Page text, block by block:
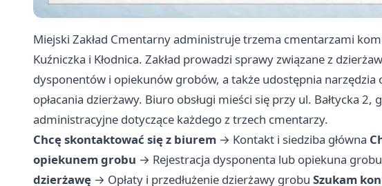
Miejski Zakład Cmentarny administruje trzema cmentarzami
Kuźniczka i Kłodnica. Zakład prowadzi sprawy związane z
dysponentów i opiekunów grobów, a także udostępnia
opłacania dzierżawy. Biuro obsługi mieści się przy ul. Bałtycka
administracyjne dotyczące każdego z trzech cmentarzy.
Chcę skontaktować się z biurem → Kontakt i siedziba główna
opiekunem grobu → Rejestracja dysponenta lub opiekuna grobu
dzierżawę → Opłaty i przedłużenie dzierżawy grobu Szukam